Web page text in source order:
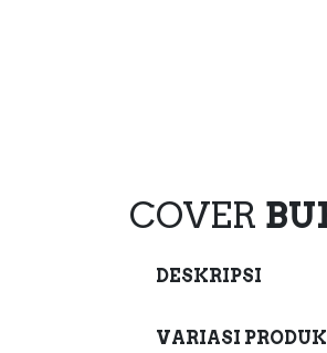
COVER
DESKRIPSI
VARIASI PRODUK